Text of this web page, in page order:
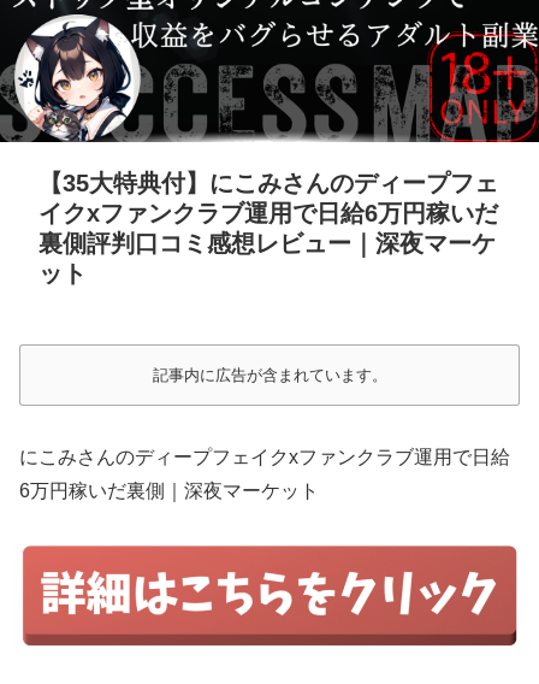
【35大特典付】にこみさんのディープフェ
イクxファンクラブ運用で日給6万円稼いだ
裏側評判口コミ感想レビュー｜深夜マーケ
ット
記事内に広告が含まれています。
にこみさんのディープフェイクxファンクラブ運用で日給
6万円稼いだ裏側｜深夜マーケット